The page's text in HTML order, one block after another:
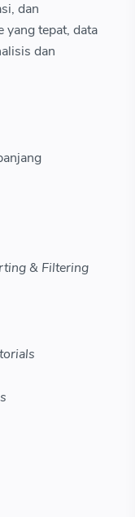
dan
yang tepat, data
dan
& Filtering